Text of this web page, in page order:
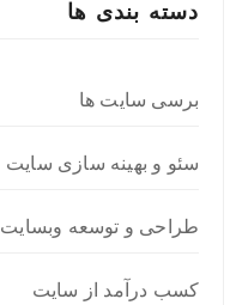
دسته بندی ها
برسی سایت ها
سئو و بهینه سازی سایت
طراحی و توسعه وبسایت
کسب درآمد از سایت